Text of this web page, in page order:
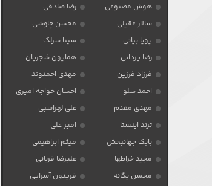
هوش مصنوعی
رضا صادقی
سالار عقیلی
محسن چاوشی
پویا بیاتی
سینا سرلک
رضا یزدانی
همایون شجریان
فرزاد فرزین
مهدی احمدوند
احمد سلو
احسان خواجه امیری
مهدی مقدم
علی لهراسبی
ترند اینستا
امیر علی
بابک جهانبخش
میثم ابراهیمی
مجید خراطها
علیرضا قربانی
محسن یگانه
فریدون آسرایی